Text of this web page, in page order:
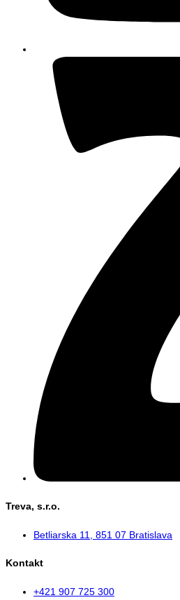
Treva, s.r.o.
Betliarska 11, 851 07 Bratislava
Kontakt
+421 907 725 300